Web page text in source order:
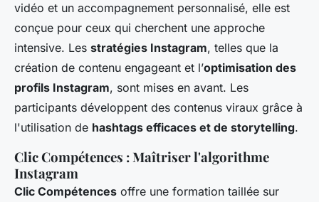
vidéo et un accompagnement personnalisé, elle est
conçue pour ceux qui cherchent une approche
intensive. Les stratégies Instagram, telles que la
création de contenu engageant et l’optimisation des
profils Instagram, sont mises en avant. Les
participants développent des contenus viraux grâce à
l'utilisation de hashtags efficaces et de storytelling.
Clic Compétences : Maîtriser l'algorithme
Instagram
Clic Compétences offre une formation taillée sur